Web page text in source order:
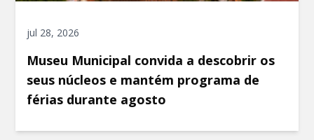
jul 28, 2026
Museu Municipal convida a descobrir os
seus núcleos e mantém programa de
férias durante agosto